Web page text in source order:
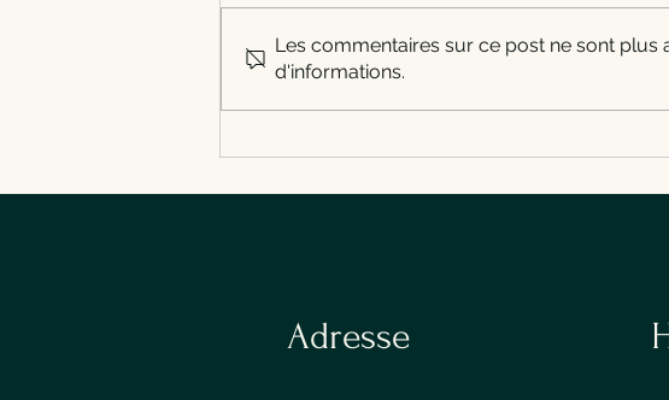
sur Croc Midi à Gosselies :
horaires, réservation, parking,
groupes, plats à emporter,
Les commentaires sur ce post ne sont
d'informations.
Adresse